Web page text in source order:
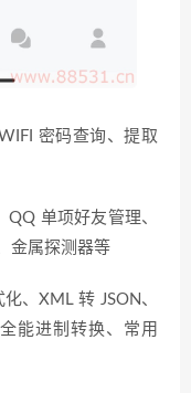
密码查询、提取
单项好友管理、
金属探测器等
、XML 转 JSON、
能进制转换、常用